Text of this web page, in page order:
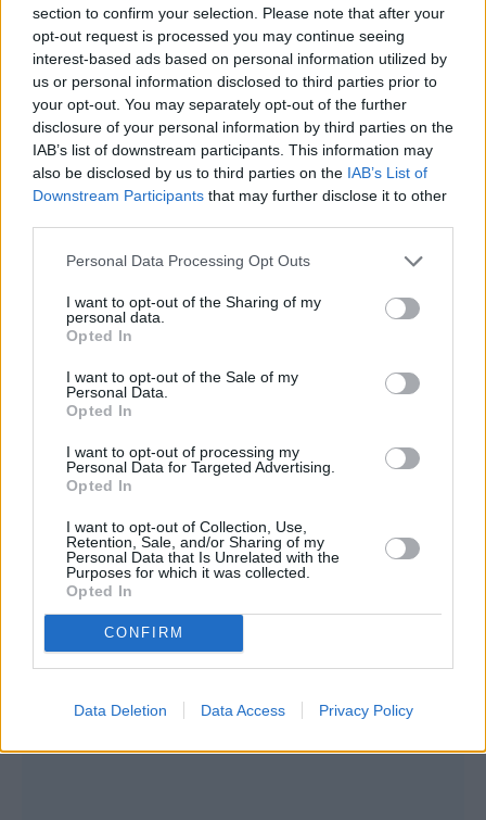
section to confirm your selection. Please note that after your
opt-out request is processed you may continue seeing
interest-based ads based on personal information utilized by
us or personal information disclosed to third parties prior to
your opt-out. You may separately opt-out of the further
disclosure of your personal information by third parties on the
IAB’s list of downstream participants. This information may
also be disclosed by us to third parties on the IAB’s List of
Downstream Participants that may further disclose it to other
Personal Data Processing Opt Outs
I want to opt-out of the Sharing of my
personal data.
Opted In
I want to opt-out of the Sale of my
Personal Data.
Opted In
I want to opt-out of processing my
Personal Data for Targeted Advertising.
Opted In
I want to opt-out of Collection, Use,
Retention, Sale, and/or Sharing of my
Personal Data that Is Unrelated with the
Purposes for which it was collected.
Opted In
CONFIRM
Data Deletion Data Access Privacy Policy
audition, όταν ο παίκτης αναφέρθηκε στον
πατέρα του με τον οποίο οι σχέσεις τους
είναι τυπικές. Για τον Παναγιώτη η λευκή
ποδιά σήμαινε πολλά. «Νιώθω τόσο γεμάτος,
τόσο χαρούμενος, τόσο περήφανος για
εμένα. Αυτή η επιβράβευση θα μου γεμίσει
ένα παιδικό κενό που έχω τόσα χρόνια.
Περιμένω αυτή την επιβράβευση από τον
πατέρα μου», είπε ο μάγειρας όταν του έβαζε